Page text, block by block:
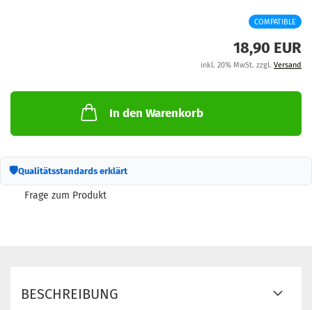
COMPATIBLE
18,90 EUR
inkl. 20% MwSt. zzgl. Versand
In den Warenkorb
🛡Qualitätsstandards erklärt
Frage zum Produkt
BESCHREIBUNG